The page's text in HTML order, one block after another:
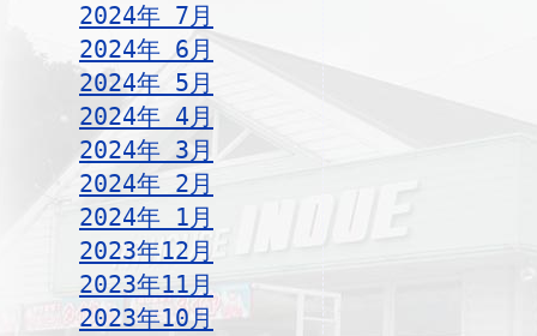
2024年 7月
2024年 6月
2024年 5月
2024年 4月
2024年 3月
2024年 2月
2024年 1月
2023年12月
2023年11月
2023年10月